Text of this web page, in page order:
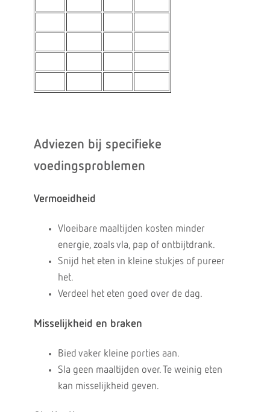
Adviezen bij specifieke
voedingsproblemen
Vermoeidheid
Vloeibare maaltijden kosten minder
energie, zoals vla, pap of ontbijtdrank.
Snijd het eten in kleine stukjes of pureer
het.
Verdeel het eten goed over de dag.
Misselijkheid en braken
Bied vaker kleine porties aan.
Sla geen maaltijden over. Te weinig eten
kan misselijkheid geven.